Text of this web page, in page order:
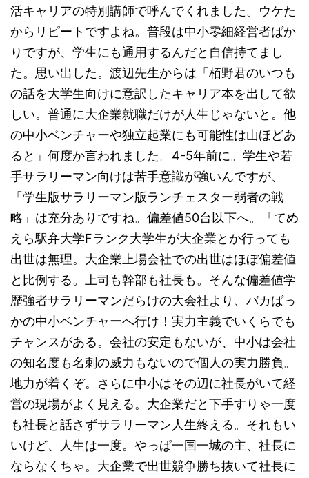
て金属ホウキ
でも全部は ...
活キャリアの特別講師で呼んでくれました。ウケた
からリピートですよね。普段は中小零細経営者ばか
りですが、学生にも通用するんだと自信持てまし
た。思い出した。渡辺先生からは「栢野君のいつも
の話を大学生向けに意訳したキャリア本を出して欲
しい。普通に大企業就職だけが人生じゃないと。他
の中小ベンチャーや独立起業にも可能性は山ほどあ
ると」何度か言われました。4-5年前に。学生や若
手サラリーマン向けは苦手意識が強いんですが、
「学生版サラリーマン版ランチェスター弱者の戦
略」は充分ありですね。偏差値50台以下へ。「てめ
えら駅弁大学Fランク大学生が大企業とか行っても
出世は無理。大企業上場会社での出世はほぼ偏差値
と比例する。上司も幹部も社長も。そんな偏差値学
歴強者サラリーマンだらけの大会社より、バカばっ
かの中小ベンチャーへ行け！実力主義でいくらでも
チャンスがある。会社の安定もないが、中小は会社
の知名度も名刺の威力もないので個人の実力勝負。
地力が着くぞ。さらに中小はその辺に社長がいて経
営の現場がよく見える。大企業だと下手すりゃ一度
も社長と話さずサラリーマン人生終える。それもい
いけど、人生は一度。やっぱ一国一城の主、社長に
ならなくちゃ。大企業で出世競争勝ち抜いて社長に